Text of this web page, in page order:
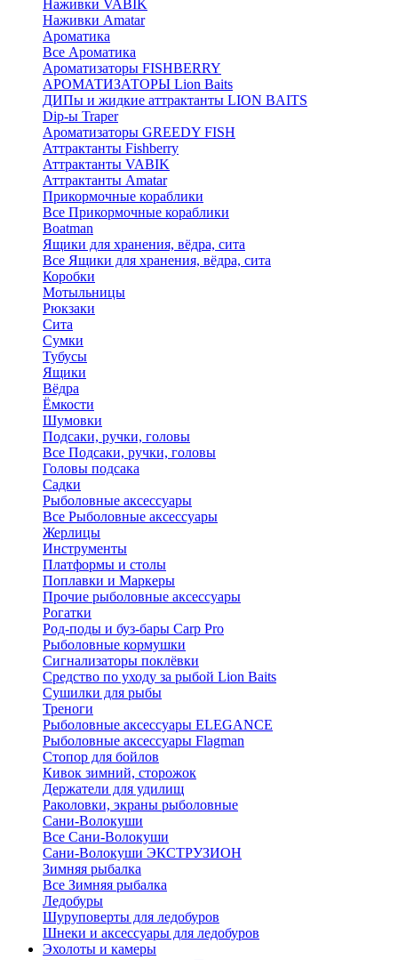
Наживки VABIK
Наживки Amatar
Ароматика
Все Ароматика
Ароматизаторы FISHBERRY
АРОМАТИЗАТОРЫ Lion Baits
ДИПы и жидкие аттрактанты LION BAITS
Dip-ы Traper
Ароматизаторы GREEDY FISH
Аттрактанты Fishberry
Аттрактанты VABIK
Аттрактанты Amatar
Прикормочные кораблики
Все Прикормочные кораблики
Boatman
Ящики для хранения, вёдра, сита
Все Ящики для хранения, вёдра, сита
Коробки
Мотыльницы
Рюкзаки
Сита
Сумки
Тубусы
Ящики
Вёдра
Ёмкости
Шумовки
Подсаки, ручки, головы
Все Подсаки, ручки, головы
Головы подсака
Садки
Рыболовные аксессуары
Все Рыболовные аксессуары
Жерлицы
Инструменты
Платформы и столы
Поплавки и Маркеры
Прочие рыболовные аксессуары
Рогатки
Род-поды и буз-бары Carp Pro
Рыболовные кормушки
Сигнализаторы поклёвки
Средство по уходу за рыбой Lion Baits
Сушилки для рыбы
Треноги
Рыболовные аксессуары ELEGANCE
Рыболовные аксессуары Flagman
Стопор для бойлов
Кивок зимний, сторожок
Держатели для удилищ
Раколовки, экраны рыболовные
Сани-Волокуши
Все Сани-Волокуши
Сани-Волокуши ЭКСТРУЗИОН
Зимняя рыбалка
Все Зимняя рыбалка
Ледобуры
Шуруповерты для ледобуров
Шнеки и аксессуары для ледобуров
Эхолоты и камеры